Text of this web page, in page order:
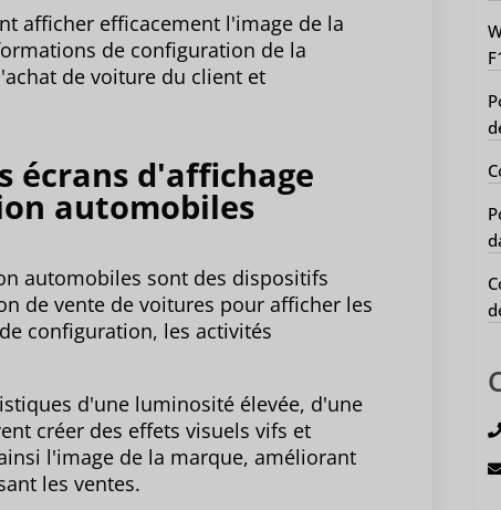
afficher efficacement l'image de la
de configuration de la
de voiture du client et
écrans d'affichage
automobiles
automobiles sont des dispositifs
de vente de voitures pour afficher les
configuration, les activités
d'une luminosité élevée, d'une
créer des effets visuels vifs et
l'image de la marque, améliorant
les ventes.